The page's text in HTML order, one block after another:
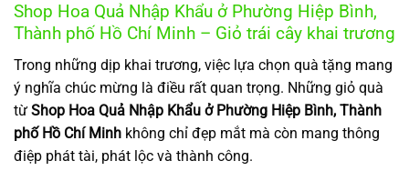
Shop Hoa Quả Nhập Khẩu ở Phường Hiệp Bình,
Thành phố Hồ Chí Minh – Giỏ trái cây khai trương
Trong những dịp khai trương, việc lựa chọn quà tặng mang
ý nghĩa chúc mừng là điều rất quan trọng. Những giỏ quà
từ Shop Hoa Quả Nhập Khẩu ở Phường Hiệp Bình, Thành
phố Hồ Chí Minh không chỉ đẹp mắt mà còn mang thông
điệp phát tài, phát lộc và thành công.